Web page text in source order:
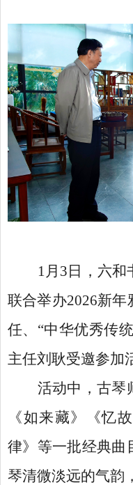
1月3日，六
联合举办2026新
任、“中华优秀传
主任刘耿受邀参加
活动中，古琴
《如来藏》《忆
律》等一批经典曲
琴清微淡远的气韵